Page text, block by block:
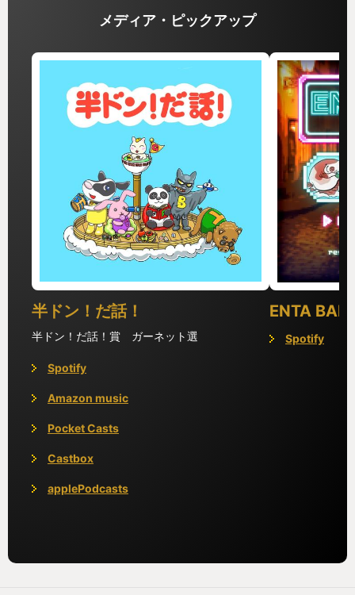
メディア・ピックアップ
半ドン！だ話！
半ドン！だ話！賞 ガーネット選
Spotify
Amazon music
Pocket Casts
Castbox
applePodcasts
ENTA BAR
Spotify